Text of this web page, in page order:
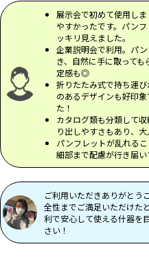
用してください。
人がぶつかったりす
能性があります。配
商品コメント
展示会で大
白（10段）」です！7
どを入れることが出来
こちらをお勧めいたしま
なります！
展示会で初めて使用し
やすかったです。パン
ッキリ見えました。
企業説明会で利用。パ
き、自然に手に取って
定感も◎
折りたたみ式で持ち運
のあるデザインも好印
た！
カタログ類も分類して
り出しやすさもあり、
パンフレットが乱れる
細部まで配慮が行き届
ご利用いただきありがとう
全性までご満足いただけた
利で安心して使える什器を
さい！